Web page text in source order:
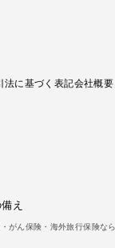
法に基づく表記会社概要
え
がん保険・海外旅行保険な